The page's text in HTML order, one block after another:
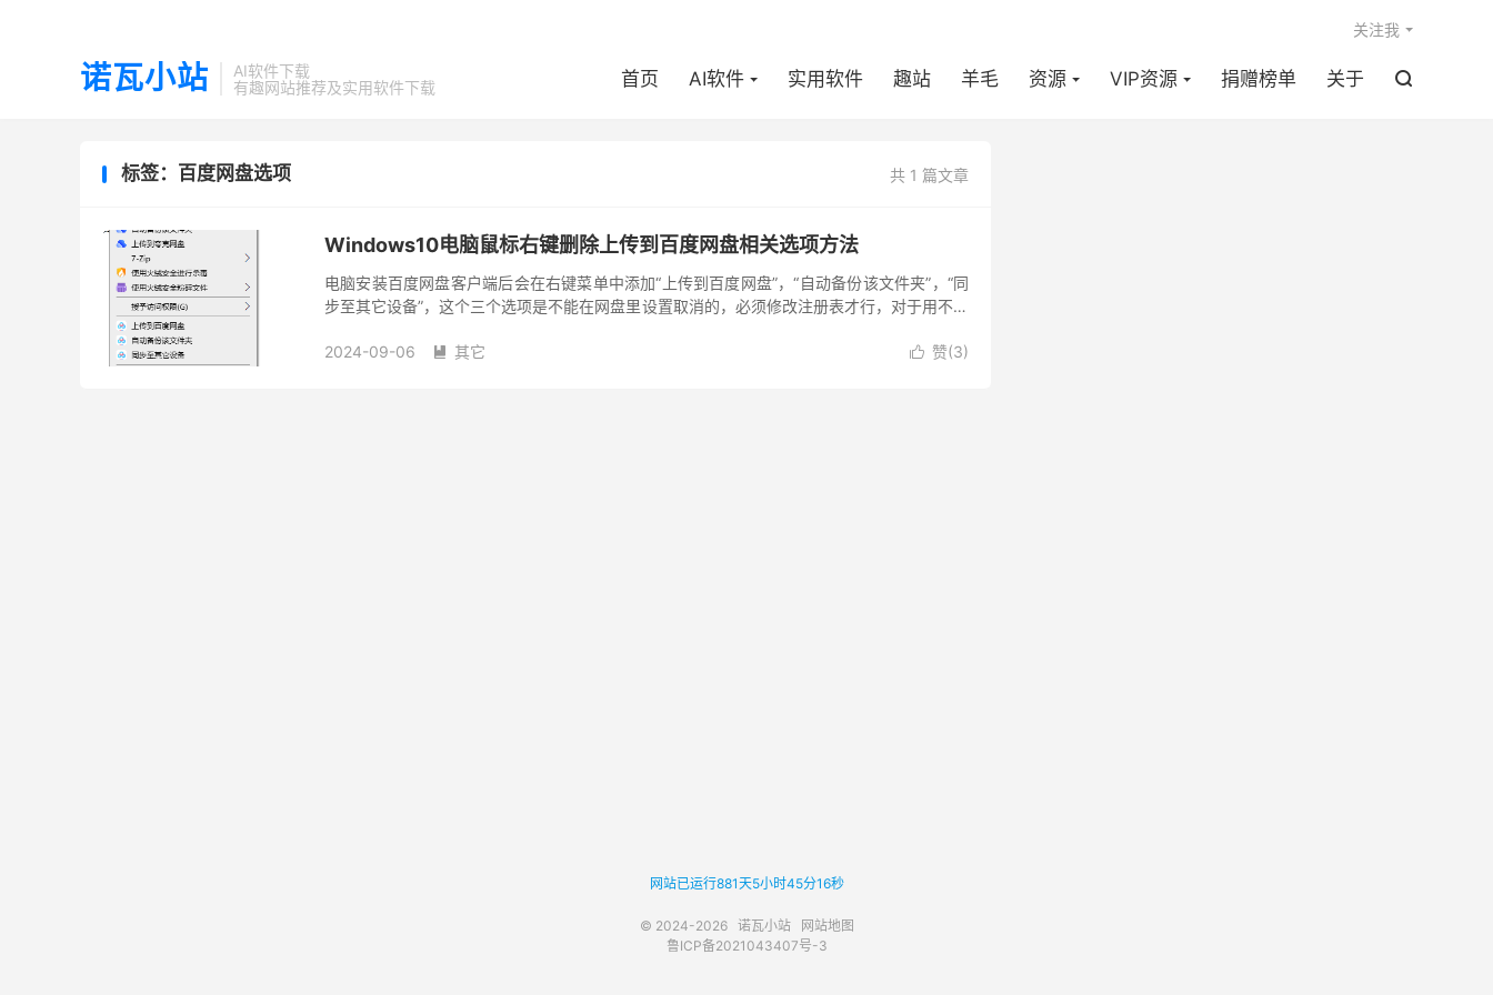
诺瓦小站
AI软件下载
有趣网站推荐及实用软件下载
首页 AI软件 实用软件 趣站 羊毛 资源 VIP资源 捐赠榜单 关于 
关注我
共 1 篇文章
标签：百度网盘选项
Windows10电脑鼠标右键删除上传到百度网盘相关选项方法
电脑安装百度网盘客户端后会在右键菜单中添加“上传到百度网盘”，“自动备份该文件夹”，“同
步至其它设备”，这个三个选项是不能在网盘里设置取消的，必须修改注册表才行，对于用不到
 赞(3)
2024-09-06  其它
网站已运行881天5小时45分16秒
© 2024-2026 诺瓦小站
网站地图
鲁ICP备2021043407号-3